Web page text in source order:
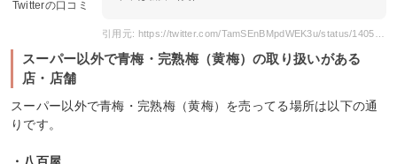
Twitterの口コミ
スーパー以外で青梅・完熟梅（黄梅）の取り扱いがある
店・店舗
スーパー以外で青梅・完熟梅（黄梅）を売ってる場所は以下の通
りです。